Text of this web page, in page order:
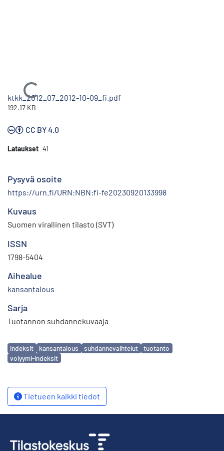
Ladataan...
ktkk_2012_07_2012-10-09_fi.pdf
192.17 KB
CC BY 4.0
Lataukset 41
Pysyvä osoite
https://urn.fi/URN:NBN:fi-fe20230920133998
Kuvaus
Suomen virallinen tilasto (SVT)
ISSN
1798-5404
Aihealue
kansantalous
Sarja
Tuotannon suhdannekuvaaja
Avainsanat
indeksit kansantalous suhdannevaihtelut
tuotanto
volyymi-indeksit
Tietueen kaikki tiedot